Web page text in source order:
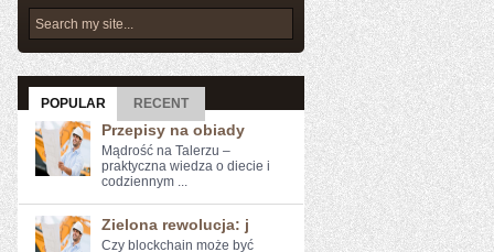
POPULAR RECENT
Przepisy na obiady
Mądrość na Talerzu –
praktyczna wiedza o diecie i
codziennym ...
Zielona rewolucja: j
Czy blockchain może być